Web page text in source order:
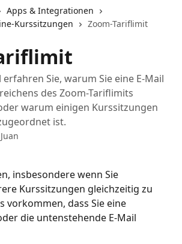
Apps & Integrationen
Kurssitzungen
Zoom-Tariflimit
Sie, warum Sie eine E-Mail
des Zoom-Tariflimits
warum einigen Kurssitzungen
ist.
Juan
insbesondere wenn Sie
Kurssitzungen gleichzeitig zu
vorkommen, dass Sie eine
die untenstehende E-Mail